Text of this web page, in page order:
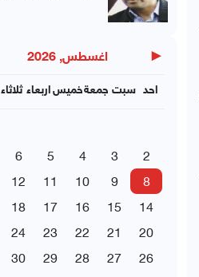
◀ اغسطس, 2026
ثلاثاء اربعاءخميسجمعة سبت احد
2
3
4
5
6
8
9
10
11
12
14
15
16
17
18
20
21
22
23
24
26
27
28
29
30